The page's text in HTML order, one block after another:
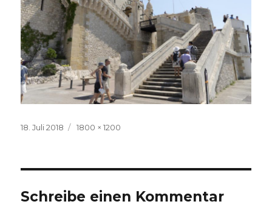
Veröffentlicht
18. Juli 2018
Volle
1800 × 1200
Schreibe einen Kommentar